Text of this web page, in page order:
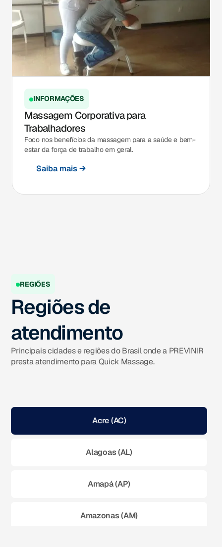
INFORMAÇÕES
Massagem Corporativa para
Trabalhadores
Foco nos benefícios da massagem para a saúde e bem-
estar da força de trabalho em geral.
Saiba mais
REGIÕES
Regiões de
atendimento
Principais cidades e regiões do Brasil onde a PREVINIR
presta atendimento para Quick Massage.
Acre (AC)
Alagoas (AL)
Amapá (AP)
Amazonas (AM)